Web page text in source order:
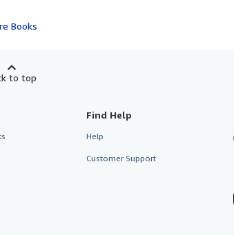
Books
to top
Find Help
Help
Customer Support